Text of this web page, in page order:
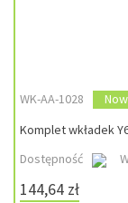
WK-AA-1028
Komplet wkładek
Dostępność
144,64 zł